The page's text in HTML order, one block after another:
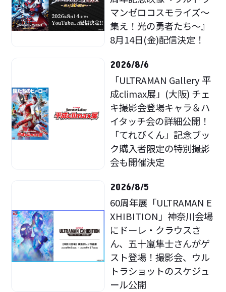
マンゼロコスモライズ～
集え！光の勇者たち～』
8月14日(金)配信決定！
2026/8/6
「ULTRAMAN Gallery 平
成climax展」(大阪) チェ
キ撮影会登場キャラ＆ハ
イタッチ会の詳細公開！
「てれびくん」記念ブッ
ク購入者限定の特別撮影
会も開催決定
2026/8/5
60周年展「ULTRAMAN E
XHIBITION」神奈川会場
にドーレ・クラウスさ
ん、五十嵐隼士さんがゲ
スト登場！撮影会、ウル
トラショットのスケジュ
ール公開